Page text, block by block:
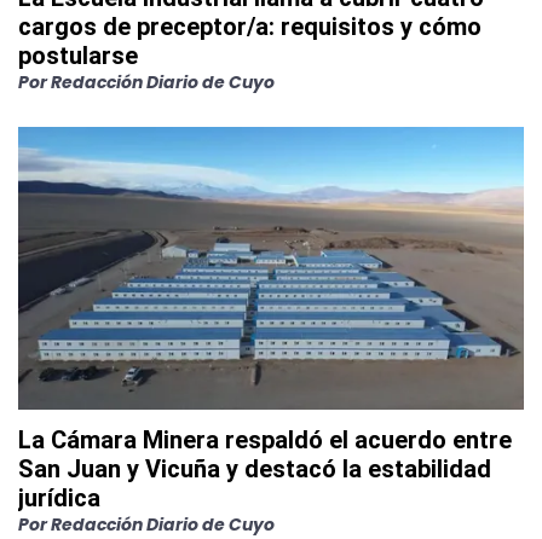
cargos de preceptor/a: requisitos y cómo
postularse
PorRedacción Diario de Cuyo
La Cámara Minera respaldó el acuerdo entre
San Juan y Vicuña y destacó la estabilidad
jurídica
PorRedacción Diario de Cuyo